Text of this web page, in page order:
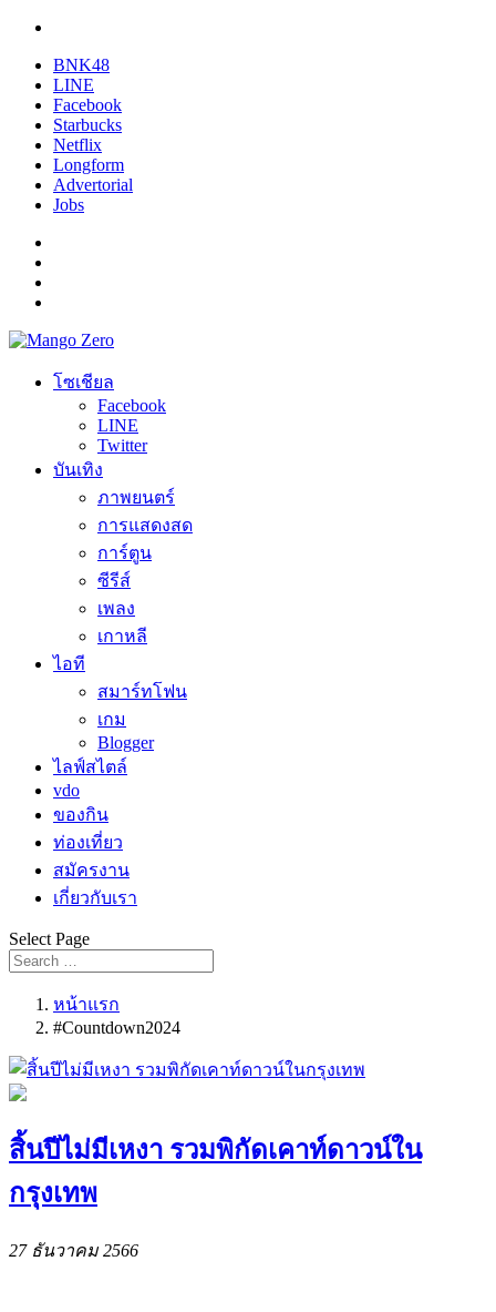
BNK48
LINE
Facebook
Starbucks
Netflix
Longform
Advertorial
Jobs
โซเชียล
Facebook
LINE
Twitter
บันเทิง
ภาพยนตร์
การแสดงสด
การ์ตูน
ซีรีส์
เพลง
เกาหลี
ไอที
สมาร์ทโฟน
เกม
Blogger
ไลฟ์สไตล์
vdo
ของกิน
ท่องเที่ยว
สมัครงาน
เกี่ยวกับเรา
Select Page
หน้าแรก
#Countdown2024
สิ้นปีไม่มีเหงา รวมพิกัดเคาท์ดาวน์ใน
กรุงเทพ
27 ธันวาคม 2566